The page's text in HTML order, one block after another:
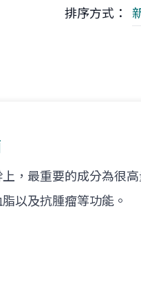
排序方式：
，最重要的成分為很高
以及抗腫瘤等功能。